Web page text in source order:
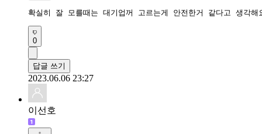
확실히 잘 모를때는 대기업꺼 고르는게 안전한거 같다고 생각해
0
답글 쓰기
2023.06.06 23:27
이선호